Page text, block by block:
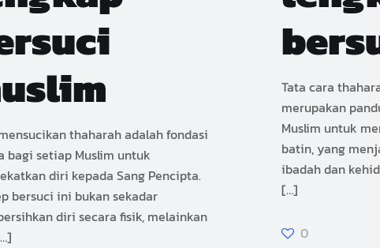
thaharah adalah fondasi
bagi setiap Muslim untuk
diri kepada Sang Pencipta.
bersuci ini bukan sekadar
diri secara fisik, melainkan
Tata cara
merupakan
Muslim untuk
batin, yang
ibadah dan
[…]
0